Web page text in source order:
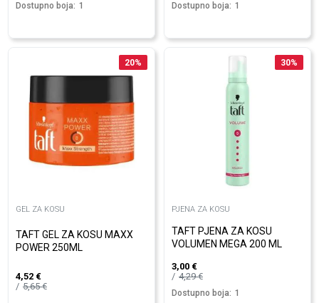
Dostupno boja: 1 Dostupno boja: 1
20%
GEL ZA KOSU
TAFT GEL ZA KOSU MAXX
POWER 250ML
4,52 €
5,65€
30%
PJENA ZA KOSU
TAFT PJENA ZA KOSU
VOLUMEN MEGA 200 ML
3,00 €
4,29€
Dostupno boja: 1